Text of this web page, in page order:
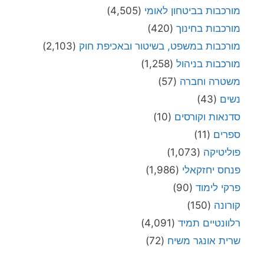
מורכבות בביטחון לאומי (4,505)
מורכבות בחינוך (420)
מורכבות במשפט, בשיטור ובאכיפת חוק (2,103)
מורכבות בניהול (1,258)
משטרה וחברה (57)
נשים (43)
סדנאות וקורסים (10)
ספרים (11)
פוליטיקה (1,073)
פנחס יחזקאלי (1,986)
פרקי לימוד (90)
קורונה (150)
רלוונטיים תמיד (4,091)
שרית אונגר משיח (72)